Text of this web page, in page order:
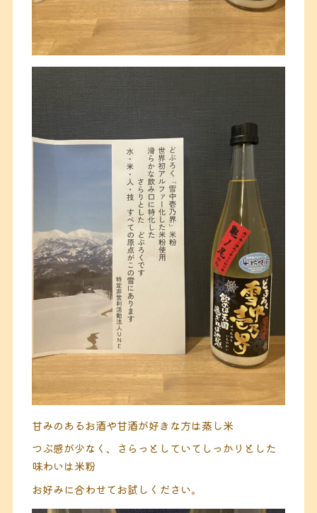
甘みのあるお酒や甘酒が好きな方は蒸し米
つぶ感が少なく、さらっとしていてしっかりとした
味わいは米粉
お好みに合わせてお試しください。